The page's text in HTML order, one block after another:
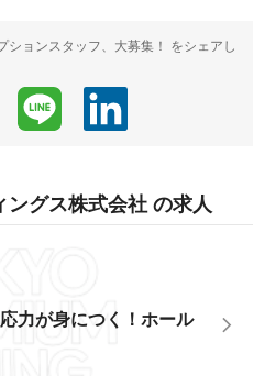
ションスタッフ、大募集！ をシェアし
ングス株式会社 の求人
力が身につく！ホール